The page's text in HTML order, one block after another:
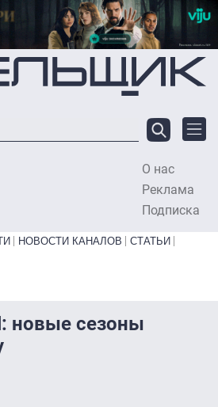
содержанию
О нас
Реклама
Подписка
НОВОСТИ КАНАЛОВ
СТАТЬИ
новые сезоны